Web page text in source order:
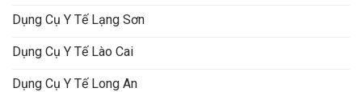
Dụng Cụ Y Tế Lạng Sơn
Dụng Cụ Y Tế Lào Cai
Dụng Cụ Y Tế Long An